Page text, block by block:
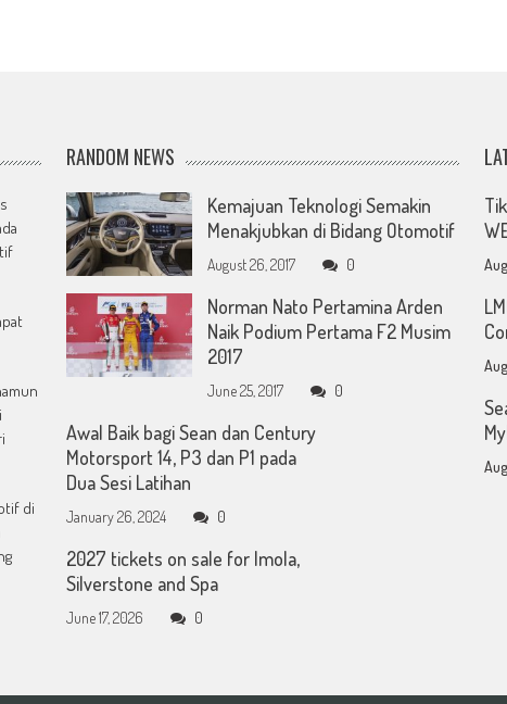
di
RANDOM NEWS
Kemajuan Teknologi Semakin
Menakjubkan di Bidang Otomotif
August 26, 2017 0
Norman Nato Pertamina Arden
Naik Podium Pertama F2 Musim
2017
June 25, 2017 0
Awal Baik bagi Sean dan Century
Motorsport 14, P3 dan P1 pada
Dua Sesi Latihan
January 26, 2024 0
2027 tickets on sale for Imola,
Silverstone and Spa
June 17, 2026 0